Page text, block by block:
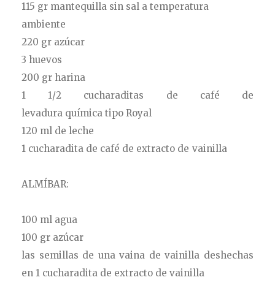
115 gr mantequilla sin sal a temperatura
ambiente
220 gr azúcar
3 huevos
200 gr harina
1 1/2 cucharaditas de café de
levadura química tipo Royal
120 ml de leche
1 cucharadita de café de extracto de vainilla
ALMÍBAR:
100 ml agua
100 gr azúcar
las semillas de una vaina de vainilla deshechas
en 1 cucharadita de extracto de vainilla